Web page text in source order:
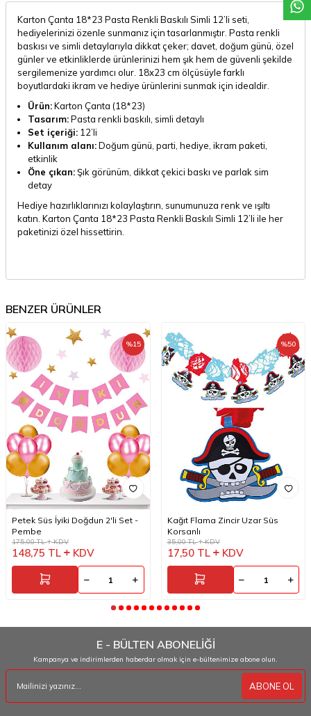
Karton Çanta 18*23 Pasta Renkli Baskılı Simli 12’li seti,
hediyelerinizi özenle sunmanız için tasarlanmıştır. Pasta renkli
baskısı ve simli detaylarıyla dikkat çeker; davet, doğum günü, özel
günler ve etkinliklerde ürünlerinizi hem şık hem de güvenli şekilde
sergilemenize yardımcı olur. 18x23 cm ölçüsüyle farklı
boyutlardaki ikram ve hediye ürünlerini sunmak için idealdir.
Ürün:Karton Çanta (18*23)
Tasarım:Pasta renkli baskılı, simli detaylı
Set içeriği: 12’li
Kullanım alanı:Doğum günü, parti, hediye, ikram paketi,
etkinlik
Öne çıkan:Şık görünüm, dikkat çekici baskı ve parlak sim
detay
Hediye hazırlıklarınızı kolaylaştırın, sunumunuza renk ve ışıltı
katın. Karton Çanta 18*23 Pasta Renkli Baskılı Simli 12’li ile her
paketinizi özel hissettirin.
BENZER ÜRÜNLER
%15
Petek Süs İyiki Doğdun 2'li Set -
Pembe
175,00TL KDV
148,75 TL KDV
%50
Kağıt Flama Zincir Uzar Süs
Korsanlı
35,00TL KDV
17,50TL KDV
E - BÜLTEN ABONELİĞİ
Kampanya ve indirimlerden haberdar olmak için e-bültenimize abone olun.
ABONE OL